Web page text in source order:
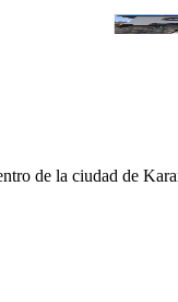
Ayten
de la ciudad de